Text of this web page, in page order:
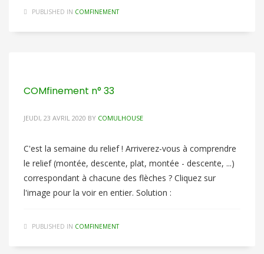
PUBLISHED IN COMFINEMENT
COMfinement n° 33
JEUDI, 23 AVRIL 2020 BY COMULHOUSE
C'est la semaine du relief ! Arriverez-vous à comprendre
le relief (montée, descente, plat, montée - descente, ...)
correspondant à chacune des flèches ? Cliquez sur
l'image pour la voir en entier. Solution :
PUBLISHED IN COMFINEMENT